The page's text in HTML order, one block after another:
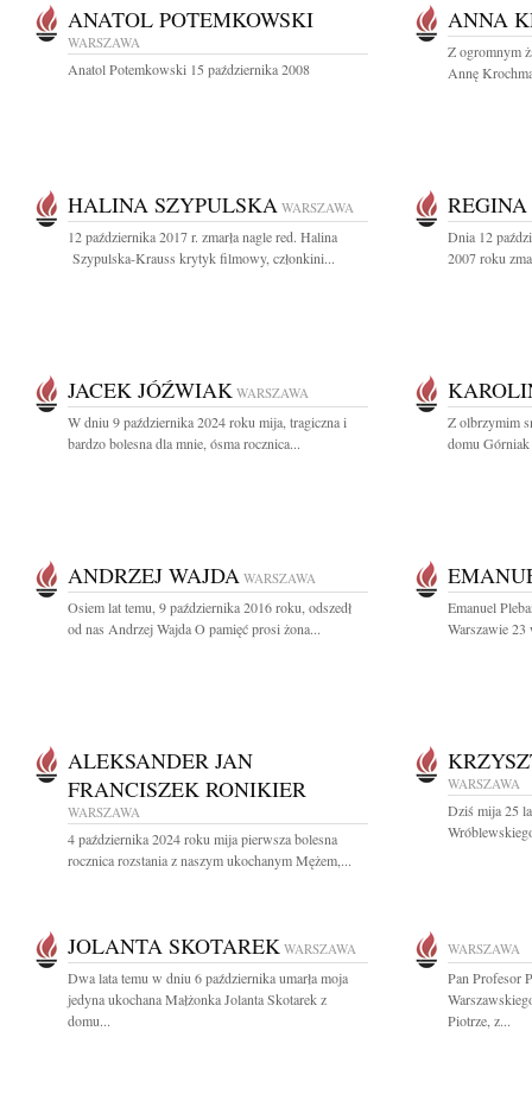
ANATOL POTEMKOWSKI
WARSZAWA
Anatol Potemkowski 15 października 2008
ANNA
Z ogromnym
Annę
HALINA SZYPULSKA WARSZAWA
12 października 2017 r. zmarła nagle red. Halina
Szypulska-Krauss krytyk filmowy, członkini...
Dnia 12
2007 roku
JACEK JÓŹWIAK WARSZAWA
W dniu 9 października 2024 roku mija, tragiczna i
bardzo bolesna dla mnie, ósma rocznica...
Z olbrzymim
domu Górniak
ANDRZEJ WAJDA WARSZAWA
Osiem lat temu, 9 października 2016 roku, odszedł
od nas Andrzej Wajda O pamięć prosi żona...
Emanuel
Warszawie 23
ALEKSANDER JAN
FRANCISZEK RONIKIER
WARSZAWA
4 października 2024 roku mija pierwsza bolesna
rocznica rozstania z naszym ukochanym Mężem,...
WARSZAWA
Dziś mija 25
JOLANTA SKOTAREK WARSZAWA
Dwa lata temu w dniu 6 października umarła moja
jedyna ukochana Małżonka Jolanta Skotarek z
domu...
WARSZAWA
Pan Profesor
Piotrze, z...